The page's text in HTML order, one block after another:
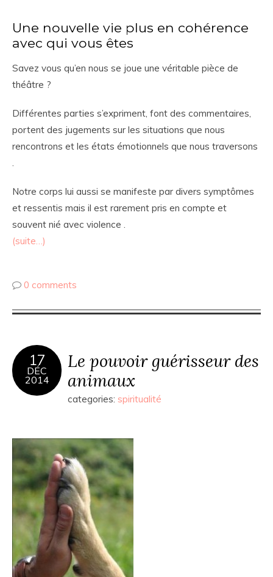
Une nouvelle vie plus en cohérence
avec qui vous êtes
Savez vous qu’en nous se joue une véritable pièce de
théâtre ?
Différentes parties s’expriment, font des commentaires,
portent des jugements sur les situations que nous
rencontrons et les états émotionnels que nous traversons
.
Notre corps lui aussi se manifeste par divers symptômes
et ressentis mais il est rarement pris en compte et
souvent nié avec violence .
(suite…)
0 comments
17
DÉC
2014
Le pouvoir guérisseur des
animaux
categories: spiritualité